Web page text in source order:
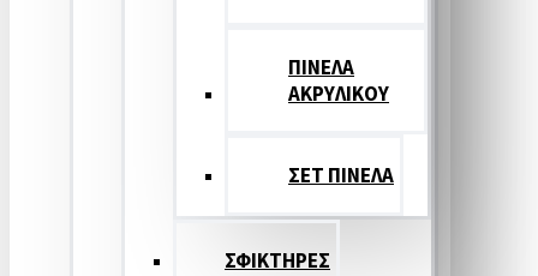
ΠΙΝΕΛΑ
ΑΚΡΥΛΙΚΟΥ
ΣΕΤ ΠΙΝΕΛA
ΣΦΙΚΤΗΡΕΣ